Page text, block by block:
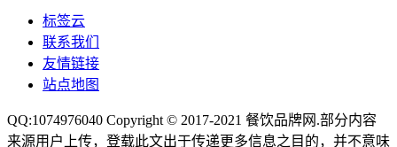
标签云
联系我们
友情链接
站点地图
QQ:1074976040 Copyright © 2017-2021 餐饮品牌网 .部分内容
来源用户上传，登载此文出于传递更多信息之目的，并不意味